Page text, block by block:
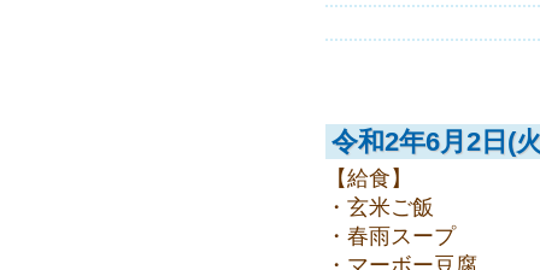
令和2年6月2日(
【給食】
・玄米ご飯
・春雨スープ
・マーボー豆腐